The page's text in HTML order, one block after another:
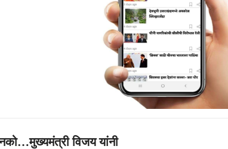
विजय यांनी